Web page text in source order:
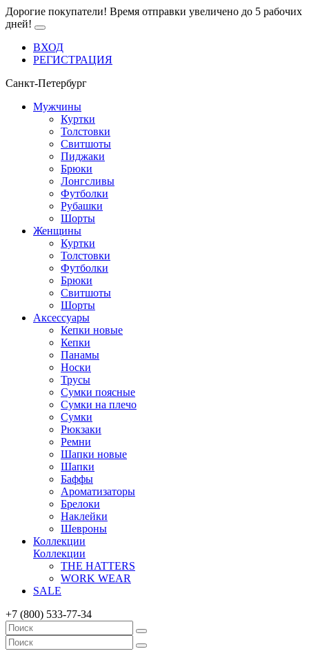
Дорогие покупатели! Время отправки увеличено до 5 рабочих
дней!
ВХОД
РЕГИСТРАЦИЯ
Санкт-Петербург
Мужчины
Куртки
Толстовки
Свитшоты
Пиджаки
Брюки
Лонгсливы
Футболки
Рубашки
Шорты
Женщины
Куртки
Толстовки
Футболки
Брюки
Свитшоты
Шорты
Аксессуары
Кепки новые
Кепки
Панамы
Носки
Трусы
Сумки поясные
Сумки на плечо
Сумки
Рюкзаки
Ремни
Шапки новые
Шапки
Баффы
Ароматизаторы
Брелоки
Наклейки
Шевроны
Коллекции
Коллекции
THE HATTERS
WORK WEAR
SALE
+7 (800) 533-77-34